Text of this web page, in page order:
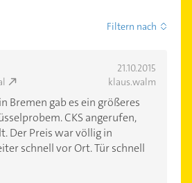
Filtern nach
21.10.2015
klaus.walm
Bremen gab es ein größeres
CKS angerufen,
Der Preis war völlig in
schnell vor Ort. Tür schnell